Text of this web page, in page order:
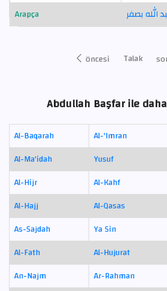
Arapça
الله بصفر
öncesi Talak
Abdullah Başfar ile
Al-Baqarah Al-'Imran
Al-Ma'idah
Yusuf
Al-Hijr
Al-Kahf
Al-Hajj
Al-Qasas
As-Sajdah
Ya Sin
Al-Fath
Al-Hujurat
An-Najm
Ar-Rahman